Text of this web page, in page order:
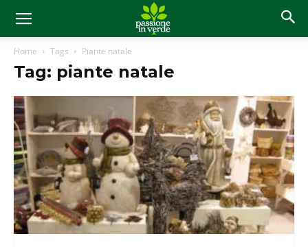
Home Tags Piante natale
Tag: piante natale